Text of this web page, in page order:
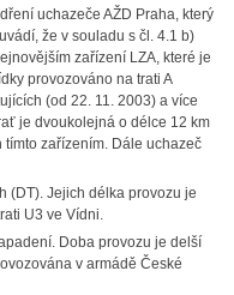
uchazeče AŽD Praha, který
že v souladu s čl. 4.1 b)
zařízení LZA, které je
provozováno na trati A
(od 22. 11. 2003) a více
je dvoukolejná o délce 12 km
zařízením. Dále uchazeč
(DT). Jejich délka provozu je
U3 ve Vídni.
Doba provozu je delší
v armádě České